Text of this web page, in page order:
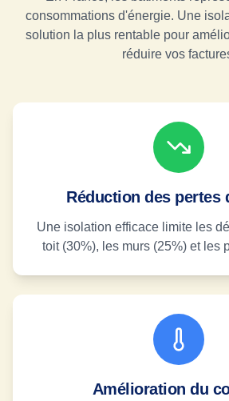
consommations d'énergie. Une
solution la plus rentable pour
réduire vos
Réduction des pertes
Une isolation efficace limite les
toit (30%), les murs (25%) et les
Amélioration du